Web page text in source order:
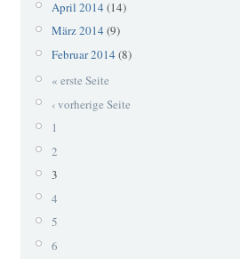
April 2014 (14)
März 2014 (9)
Februar 2014 (8)
« erste Seite
‹ vorherige Seite
1
2
3
4
5
6